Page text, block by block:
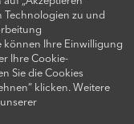
Technologien zu und
können Ihre Einwilligung
Ihre Cookie-
Sie die Cookies
klicken. Weitere